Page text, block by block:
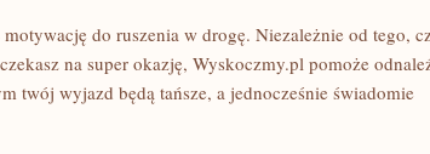
do ruszenia w drogę. Niezależnie od tego,
na super okazję, Wyskoczmy.pl pomoże
twój wyjazd będą tańsze, a jednocześnie świadomie